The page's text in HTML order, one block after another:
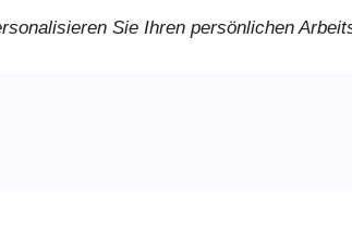
Sie Ihren persönlichen